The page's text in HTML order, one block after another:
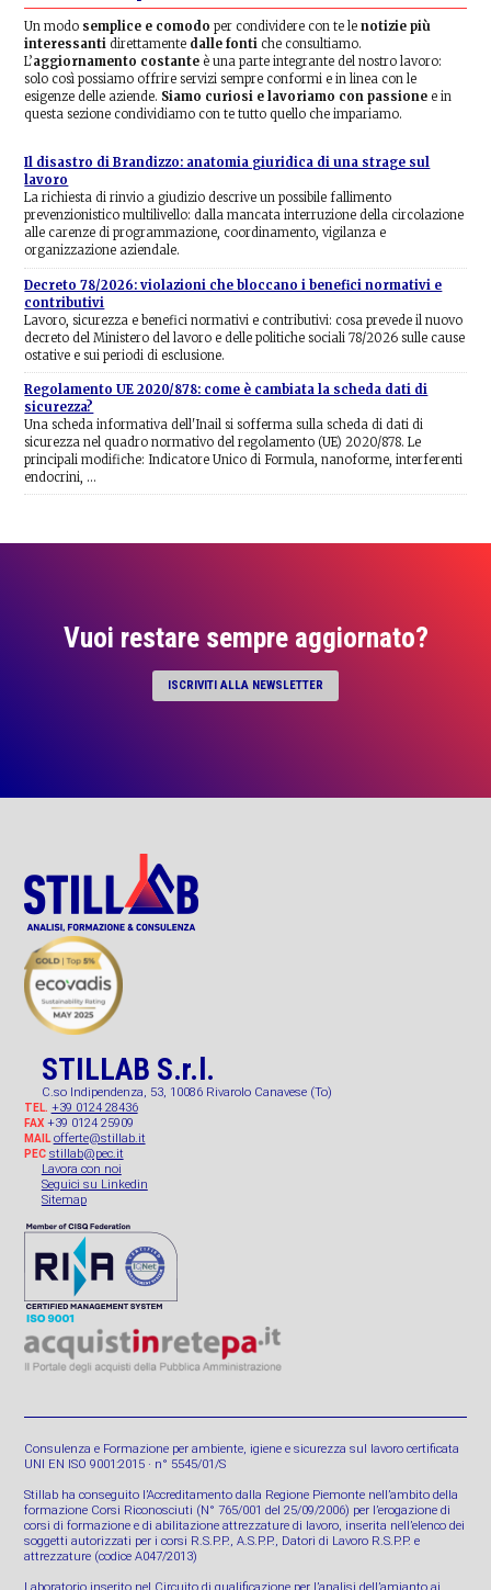
Un modo semplice e comodo per condividere con te lenotizie più
interessanti direttamente dalle fonti che consultiamo.
L’aggiornamento costante è una parte integrante del nostro lavoro:
solo così possiamo offrire servizi sempre conformi e in linea con le
esigenze delle aziende. Siamo curiosi e lavoriamo con passione e in
questa sezione condividiamo con te tutto quello che impariamo.
Il disastro di Brandizzo: anatomia giuridica di una strage sul
lavoro
La richiesta di rinvio a giudizio descrive un possibile fallimento
prevenzionistico multilivello: dalla mancata interruzione della circolazione
alle carenze di programmazione, coordinamento, vigilanza e
organizzazione aziendale.
Decreto 78/2026: violazioni che bloccano i benefici normativi e
contributivi
Lavoro, sicurezza e benefici normativi e contributivi: cosa prevede il nuovo
decreto del Ministero del lavoro e delle politiche sociali 78/2026 sulle cause
ostative e sui periodi di esclusione.
Regolamento UE 2020/878: come è cambiata la scheda dati di
sicurezza?
Una scheda informativa dell'Inail si sofferma sulla scheda di dati di
sicurezza nel quadro normativo del regolamento (UE) 2020/878. Le
principali modifiche: Indicatore Unico di Formula, nanoforme, interferenti
endocrini, …
Vuoi restare sempre aggiornato?
ISCRIVITI ALLA NEWSLETTER
STILLAB S.r.l.
C.so Indipendenza, 53, 10086 Rivarolo Canavese (To)
TEL. +39 0124 28436
FAX+39 0124 25909
MAIL offerte@stillab.it
PEC stillab@pec.it
Lavora con noi
Seguici su Linkedin
Sitemap
Consulenza e Formazione per ambiente, igiene e sicurezza sul lavoro certificata
UNI EN ISO 9001:2015 · n° 5545/01/S
Stillab ha conseguito l’Accreditamento dalla Regione Piemonte nell’ambito della
formazione Corsi Riconosciuti (N° 765/001 del 25/09/2006) per l’erogazione di
corsi di formazione e di abilitazione attrezzature di lavoro, inserita nell’elenco dei
soggetti autorizzati per i corsi R.S.P.P., A.S.P.P., Datori di Lavoro R.S.P.P. e
attrezzature (codice A047/2013)